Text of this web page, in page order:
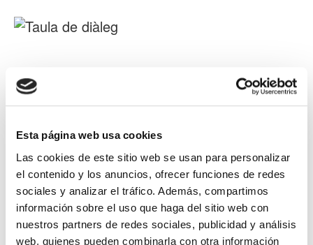
Esta página web usa cookies
Las cookies de este sitio web se usan para personalizar
el contenido y los anuncios, ofrecer funciones de redes
sociales y analizar el tráfico. Además, compartimos
información sobre el uso que haga del sitio web con
nuestros partners de redes sociales, publicidad y análisis
web, quienes pueden combinarla con otra información
Taula de diàleg
necessitat d'establir una taula de diàleg entre
els diversos agents que ens encarreguem de
l'alimentació dels infants per a assegurar-ne
la qualitat, fins i tot en temps de pandèmia
Llegir Més